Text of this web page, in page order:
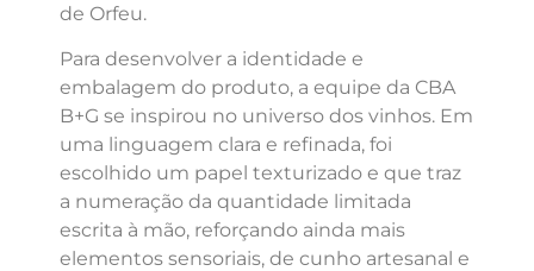
de Orfeu.
Para desenvolver a identidade e
embalagem do produto, a equipe da CBA
B+G se inspirou no universo dos vinhos. Em
uma linguagem clara e refinada, foi
escolhido um papel texturizado e que traz
a numeração da quantidade limitada
escrita à mão, reforçando ainda mais
elementos sensoriais, de cunho artesanal e